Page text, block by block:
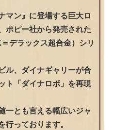
マン』に登場する巨大ロ
ポピー社から発売された
デラックス超合金）シリ
ル、ダイナギャリーが合
ト「ダイナロボ」を再現
一とも言える幅広いジャ
行っております。